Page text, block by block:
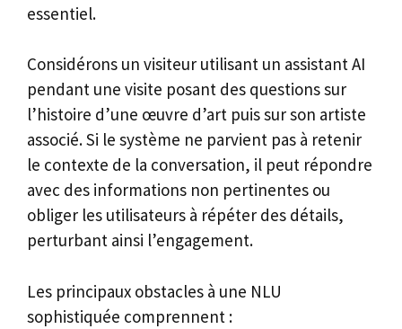
essentiel.
Considérons un visiteur utilisant un assistant AI
pendant une visite posant des questions sur
l’histoire d’une œuvre d’art puis sur son artiste
associé. Si le système ne parvient pas à retenir
le contexte de la conversation, il peut répondre
avec des informations non pertinentes ou
obliger les utilisateurs à répéter des détails,
perturbant ainsi l’engagement.
Les principaux obstacles à une NLU
sophistiquée comprennent :